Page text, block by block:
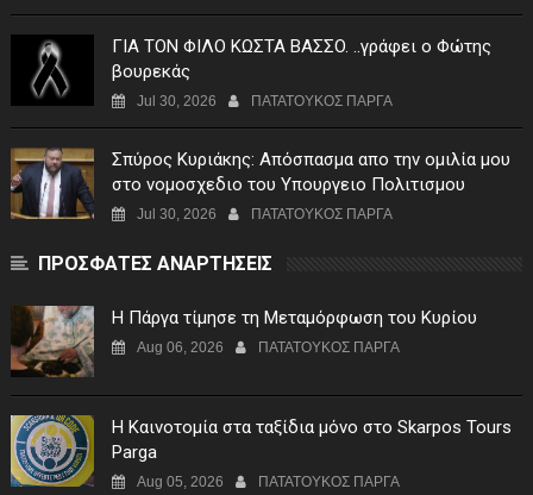
ΓIA TON ΦIΛO KΩΣTA BAΣΣO. ..γράφει ο Φώτης
βουρεκάς
Jul 30, 2026 ΠΑΤΑΤΟΥΚΟΣ ΠΑΡΓΑ
Σπύρος Κυριάκης: Απόσπασμα απο την ομιλία μου
στο νομοσχεδιο του Υπουργειο Πολιτισμου
Jul 30, 2026 ΠΑΤΑΤΟΥΚΟΣ ΠΑΡΓΑ
ΠΡΟΣΦΑΤΕΣ ΑΝΑΡΤΗΣΕΙΣ
Η Πάργα τίμησε τη Μεταμόρφωση του Κυρίου
Aug 06, 2026 ΠΑΤΑΤΟΥΚΟΣ ΠΑΡΓΑ
Η Καινοτομία στα ταξίδια μόνο στο Skarpos Tours
Parga
Aug 05, 2026 ΠΑΤΑΤΟΥΚΟΣ ΠΑΡΓΑ